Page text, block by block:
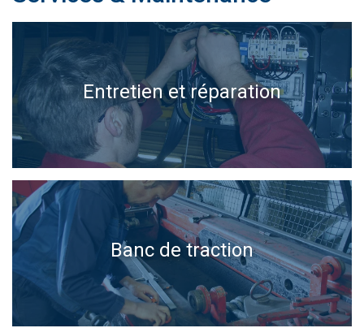
Entretien et réparation
Banc de traction